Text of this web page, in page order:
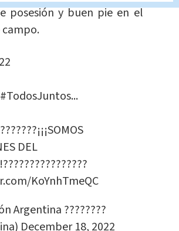
posesión y buen pie en el
#TodosJuntos...
DEL
KoYnhTmeQC
Argentina ????????
December 18, 2022